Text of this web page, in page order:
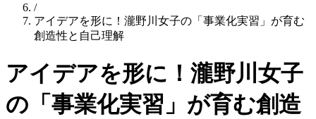
/
アイデアを形に！瀧野川女子の「事業化実習」が育む
創造性と自己理解
アイデアを形に！瀧野川女子
の「事業化実習」が育む創造